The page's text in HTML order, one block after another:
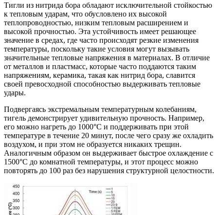
Тигли из нитрида бора обладают исключительной стойкостью
к тепловым ударам, что обусловлено их высокой
теплопроводностью, низким тепловым расширением и
высокой прочностью. Эта устойчивость имеет решающее
значение в средах, где часто происходят резкие изменения
температуры, поскольку такие условия могут вызывать
значительные тепловые напряжения в материалах. В отличие
от металлов и пластмасс, которые часто поддаются таким
напряжениям, керамика, такая как нитрид бора, славится
своей превосходной способностью выдерживать тепловые
удары.
Подвергаясь экстремальным температурным колебаниям,
тигель демонстрирует удивительную прочность. Например,
его можно нагреть до 1000°C и поддерживать при этой
температуре в течение 20 минут, после чего сразу же охладить
воздухом, и при этом не образуется никаких трещин.
Аналогичным образом он выдерживает быстрое охлаждение с
1500°C до комнатной температуры, и этот процесс можно
повторять до 100 раз без нарушения структурной целостности.